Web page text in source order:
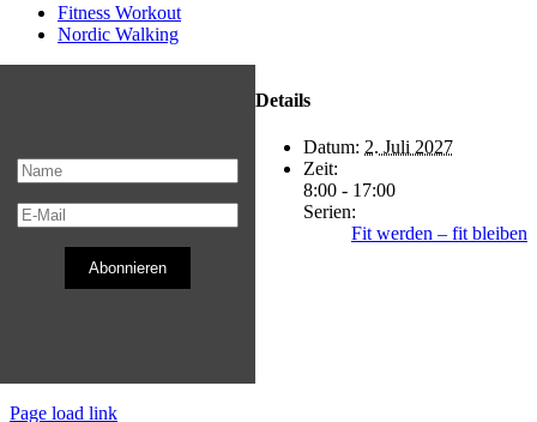
Fitness Workout
Nordic Walking
Details
Datum: 2. Juli 2027
Zeit:
8:00 - 17:00
Serien:
Fit werden – fit bleiben
Abonnieren
Page load link